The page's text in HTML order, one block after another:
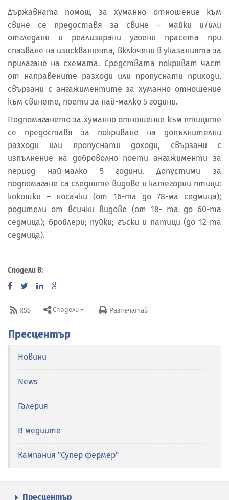
Държавната помощ за хуманно отношение към
свине се предоставя за свине – майки и/или
отгледани и реализирани угоени прасета при
спазване на изискванията, включени в указанията за
прилагане на схемата. Средствата покриват част
от направените разходи или пропуснати приходи,
свързани с ангажиментите за хуманно отношение
към свинете, поети за най-малко 5 години.
Подпомагането за хуманно отношение към птиците
се предоставя за покриване на допълнителни
разходи или пропуснати доходи, свързани с
изпълнение на доброволно поети ангажименти за
период най-малко 5 години. Допустими за
подпомагане са следните видове и категории птици:
кокошки – носачки (от 16-та до 78-ма седмица);
родители от всички видове (от 18- та до 60-та
седмица); бройлери; пуйки; гъски и патици (до 12-та
седмица).
Сподели в:
RSS Сподели Разпечатай
Пресцентър
Новини
News
Галерия
В медиите
Кампания "Супер фермер"
Пресцентър